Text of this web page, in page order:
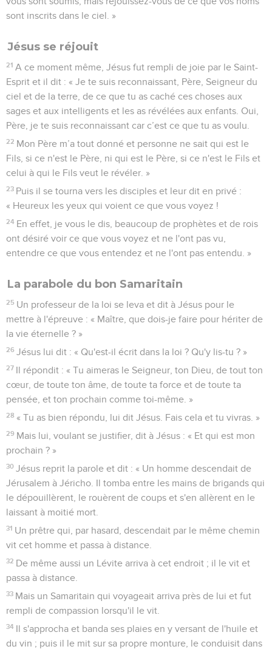
sont inscrits dans le ciel. »
Jésus se réjouit
21 A ce moment même, Jésus fut rempli de joie par le Saint-
Esprit et il dit : « Je te suis reconnaissant, Père, Seigneur du
ciel et de la terre, de ce que tu as caché ces choses aux
sages et aux intelligents et les as révélées aux enfants. Oui,
Père, je te suis reconnaissant car c’est ce que tu as voulu.
22 Mon Père m’a tout donné et personne ne sait qui est le
Fils, si ce n'est le Père, ni qui est le Père, si ce n'est le Fils et
celui à qui le Fils veut le révéler. »
23 Puis il se tourna vers les disciples et leur dit en privé :
« Heureux les yeux qui voient ce que vous voyez !
24 En effet, je vous le dis, beaucoup de prophètes et de rois
ont désiré voir ce que vous voyez et ne l'ont pas vu,
entendre ce que vous entendez et ne l'ont pas entendu. »
La parabole du bon Samaritain
25 Un professeur de la loi se leva et dit à Jésus pour le
mettre à l'épreuve : « Maître, que dois-je faire pour hériter de
la vie éternelle ? »
26 Jésus lui dit : « Qu'est-il écrit dans la loi ? Qu'y lis-tu ? »
27 Il répondit : « Tu aimeras le Seigneur, ton Dieu, de tout ton
cœur, de toute ton âme, de toute ta force et de toute ta
pensée, et ton prochain comme toi-même. »
28 « Tu as bien répondu, lui dit Jésus. Fais cela et tu vivras. »
29 Mais lui, voulant se justifier, dit à Jésus : « Et qui est mon
prochain ? »
30 Jésus reprit la parole et dit : « Un homme descendait de
Jérusalem à Jéricho. Il tomba entre les mains de brigands qui
le dépouillèrent, le rouèrent de coups et s'en allèrent en le
laissant à moitié mort.
31 Un prêtre qui, par hasard, descendait par le même chemin
vit cet homme et passa à distance.
32 De même aussi un Lévite arriva à cet endroit ; il le vit et
passa à distance.
33 Mais un Samaritain qui voyageait arriva près de lui et fut
rempli de compassion lorsqu'il le vit.
34 Il s'approcha et banda ses plaies en y versant de l'huile et
du vin ; puis il le mit sur sa propre monture, le conduisit dans